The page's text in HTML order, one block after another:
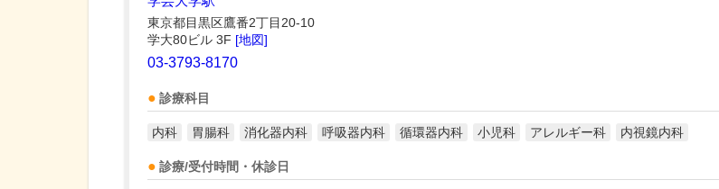
東京都目黒区鷹番2丁目20-10
学大80ビル 3F [地図]
03-3793-8170
診療科目
内科 胃腸科 消化器内科 呼吸器内科 循環器内科 小児科 アレルギー科 内視鏡内科
診療/受付時間・休診日